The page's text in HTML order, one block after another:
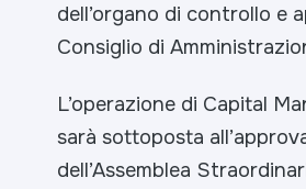
dell’organo di controllo e
Consiglio di
L’operazione di Capital
sarà sottoposta
dell’Assemblea